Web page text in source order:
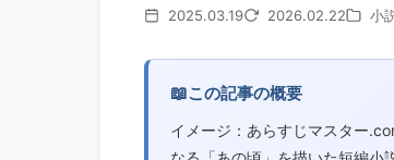
2025.03.19 2026.02.22 小
📖この記事の概要
イメージ：あらすじマスター